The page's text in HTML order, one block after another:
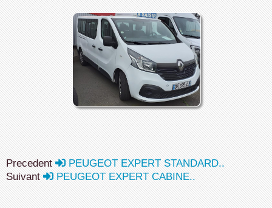
Precedent
PEUGEOT EXPERT STANDARD..
Suivant
PEUGEOT EXPERT CABINE..